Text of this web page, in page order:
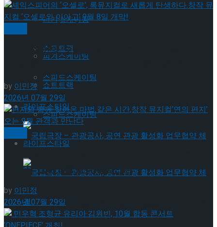
피겨스케이팅
쇼트트랙
스피드스케이팅
라이프스타일
국립극장 – 관광공사, 공연 관광 활성화 업무협
Trending Tags
피겨스케이팅
쇼트트랙
스피드스케이팅
라이프스타일
셰익스피어의 ‘오셀로’, 록뮤지컬로 새롭게 탄생하
다.창작 뮤지컬 ‘오셀로와 이아고’ 9월 8일 개막!
by이민정
2026년 07월 29일
편지와 함께 찾아온 마법 같은 시간,창작 뮤지컬’연
의 편지’ 오는 9월 관객과 만난다
by이민정
2026년 07월 29일